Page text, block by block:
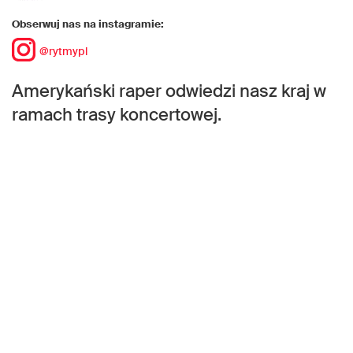
Obserwuj nas na instagramie:
@rytmypl
Amerykański raper odwiedzi nasz kraj w
ramach trasy koncertowej.